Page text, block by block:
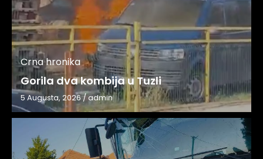
Crna hronika
Gorila dva kombija u Tuzli
5 Augusta, 2026/admin